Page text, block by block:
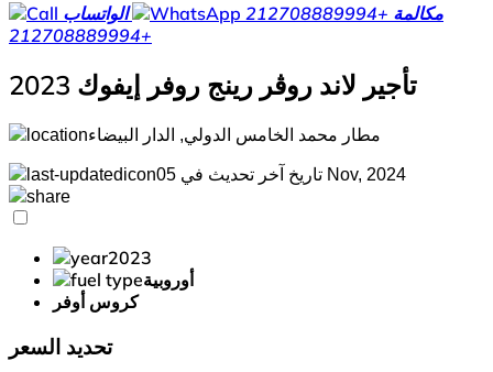
مكالمة +212708889994
الواتساب
+212708889994
تأجير لاند روڤر رينج روفر إيفوك 2023
مطار محمد الخامس الدولي, الدار البيضاء
تاريخ آخر تحديث في 05 Nov, 2024
2023
أوروبية
كروس أوفر
تحديد السعر